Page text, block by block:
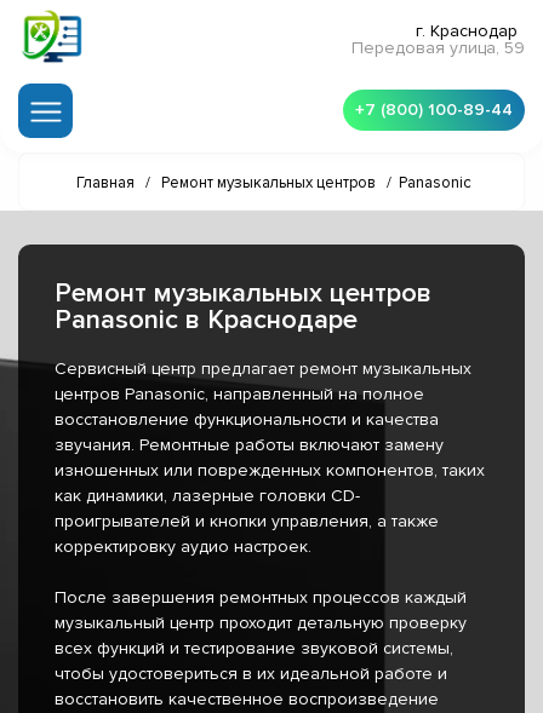
г. Краснодар
Передовая улица, 59
+7 (800) 100-89-44
Главная / Ремонт музыкальных центров / Panasonic
Ремонт музыкальных центров
Panasonic в Краснодаре
Сервисный центр предлагает ремонт музыкальных
центров Panasonic, направленный на полное
восстановление функциональности и качества
звучания. Ремонтные работы включают замену
изношенных или поврежденных компонентов, таких
как динамики, лазерные головки CD-
проигрывателей и кнопки управления, а также
корректировку аудио настроек.
После завершения ремонтных процессов каждый
музыкальный центр проходит детальную проверку
всех функций и тестирование звуковой системы,
чтобы удостовериться в их идеальной работе и
восстановить качественное воспроизведение